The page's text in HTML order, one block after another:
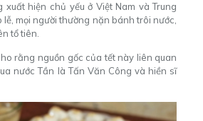
xuất hiện chủ yếu ở Việt Nam và Trung
lễ, mọi người thường nặn bánh trôi nước,
tổ tiên.
rằng nguồn gốc của tết này liên quan
nước Tần là Tấn Văn Công và hiền sĩ